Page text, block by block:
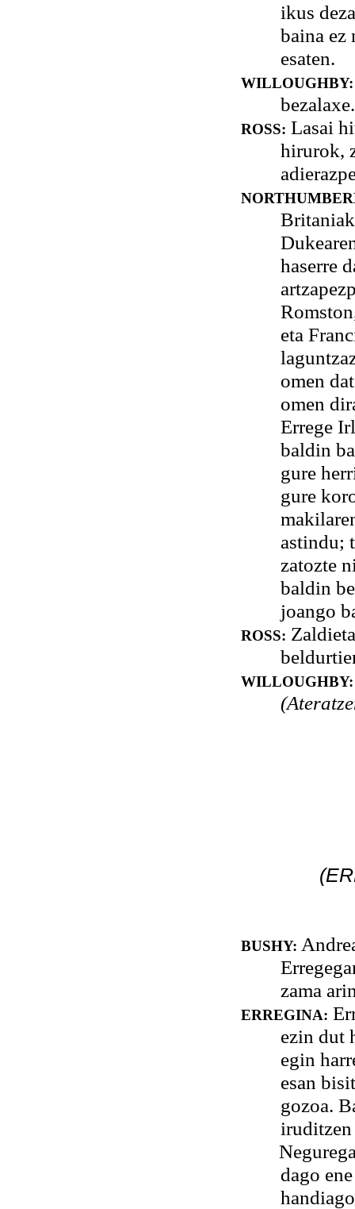
ikus
baina ez
esaten.
WILLOUGHBY:
bezalaxe.
ROSS: Lasai
hirurok,
haserre
eta
omen
omen
Errege
baldin
gure
gure
astindu;
zatozte
baldin
joango
ROSS:
WILLOUGHBY:
BUSHY:
zama
ERREGINA:
ezin dut
egin
esan
gozoa.
iruditzen
dago